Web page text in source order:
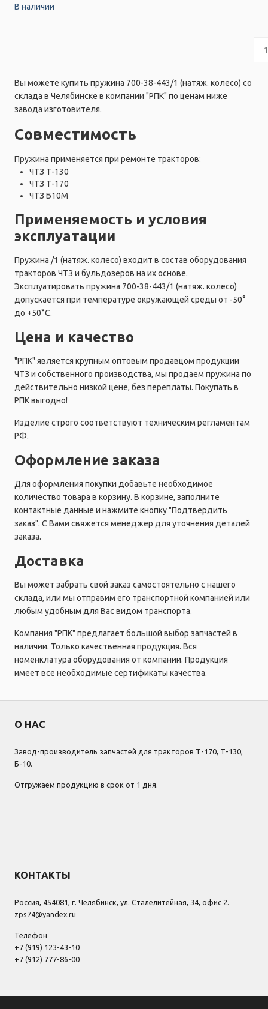
В наличии
Вы можете купить пружина 700-38-443/1 (натяж. колесо) со
склада в Челябинске в компании "РПК" по ценам ниже
завода изготовителя.
Совместимость
Пружина применяется при ремонте тракторов:
ЧТЗ Т-130
ЧТЗ Т-170
ЧТЗ Б10М
Применяемость и условия
эксплуатации
Пружина /1 (натяж. колесо) входит в состав оборудования
тракторов ЧТЗ и бульдозеров на их основе.
Эксплуатировать пружина 700-38-443/1 (натяж. колесо)
допускается при температуре окружающей среды от -50°
до +50°C.
Цена и качество
"РПК" является крупным оптовым продавцом продукции
ЧТЗ и собственного производства, мы продаем пружина по
действительно низкой цене, без переплаты. Покупать в
РПК выгодно!
Изделие строго соответствуют техническим регламентам
РФ.
Оформление заказа
Для оформления покупки добавьте необходимое
количество товара в корзину. В корзине, заполните
контактные данные и нажмите кнопку "Подтвердить
заказ". С Вами свяжется менеджер для уточнения деталей
заказа.
Доставка
Вы может забрать свой заказ самостоятельно с нашего
склада, или мы отправим его транспортной компанией или
любым удобным для Вас видом транспорта.
Компания "РПК" предлагает большой выбор запчастей в
наличии. Только качественная продукция. Вся
номенклатура оборудования от компании. Продукция
имеет все необходимые сертификаты качества.
О НАС
Завод-производитель запчастей для тракторов Т-170, Т-130,
Б-10.
Отгружаем продукцию в срок от 1 дня.
КОНТАКТЫ
Россия, 454081, г. Челябинск, ул. Сталелитейная, 34, офис 2.
zps74@yandex.ru
Телефон
+7 (919) 123-43-10
+7 (912) 777-86-00